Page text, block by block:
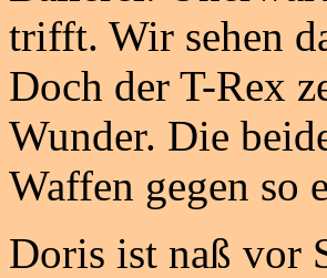
trifft. Wir sehen
Doch der T-Rex
Wunder. Die
Waffen gegen so
Doris ist naß vor